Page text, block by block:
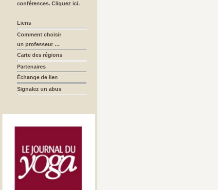
conférences. Cliquez ici.
Liens
Comment choisir
un professeur …
Carte des régions
Partenaires
Échange de lien
Signalez un abus